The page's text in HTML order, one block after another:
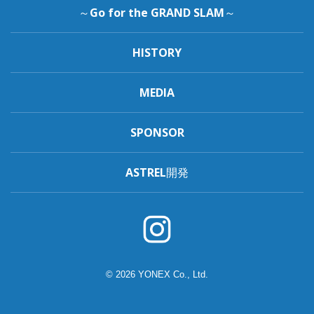
～Go for the GRAND SLAM～
HISTORY
MEDIA
SPONSOR
ASTREL開発
© 2026 YONEX Co., Ltd.